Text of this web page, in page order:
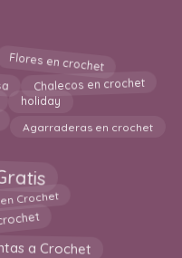
Flores en crochet
Chalecos en crochet
holiday
Agarraderas en crochet
Crochet
a Crochet